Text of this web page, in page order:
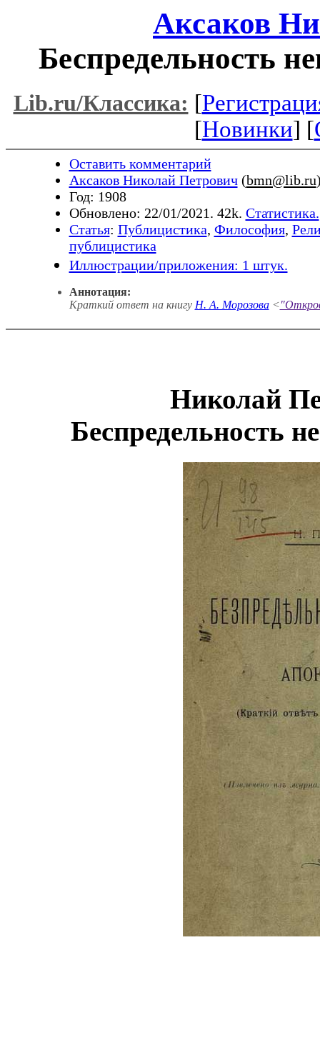
Аксаков
Беспредельность
Lib.ru/Классика: [
[Новинки] [
Оставить комментарий
Аксаков Николай Петрович(bmn@lib.ru
Год: 1908
Обновлено: 22/01/2021. 42k. Статистика.
Статья: Публицистика, Философия,
публицистика
Иллюстрации/приложения: 1 штук.
Аннотация:
Краткий ответ на книгу Н. А. Морозова<
Николай
Беспредельность